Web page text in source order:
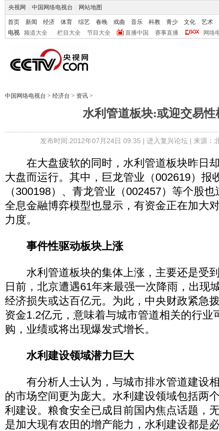
央视网 中国网络电视台 网站地图
首页 新闻 经济 体育 综艺 春晚 戏曲 音乐 科教 青少 文化
艺术
电视
频道大全 栏目大全 节目大全 直播中国 赛事直播 网络
中国网络电视台 > 经济台 > 资讯 >
水利管道板块:或迎交易性
发布时间:2012年07月24日 09:35 | 进入复兴论坛| 来源：
在大盘疲软的同时，水利管道板块昨日
大盘而运行。其中，巨龙管业（002619）报
（300198）、青龙管业（002457）等个股
全息金融博弈模型也显示，有资金正在加大
力度。
事件性驱动板块上涨
水利管道板块的集体上涨，主要还是受
日前，北京遭遇61年来最强一次降雨，出现
经济损失或达百亿元。为此，中央财政紧急
资金1.2亿元，意味着与城市管道相关的行业
购，业绩或将出现爆发式增长。
水利建设领域潜力巨大
有分析人士认为，与城市排水管道建设
的市场空间更为庞大。水利建设领域包括两
利建设。粮食安全已成目前国内焦点话题，
是加大现有农田的增产能力，水利建设都是